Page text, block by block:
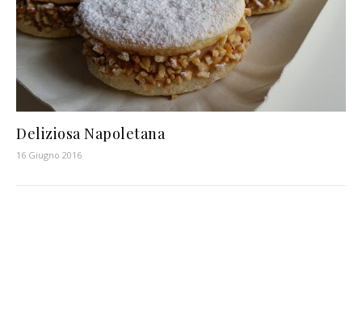
Deliziosa Napoletana
16 Giugno 2016